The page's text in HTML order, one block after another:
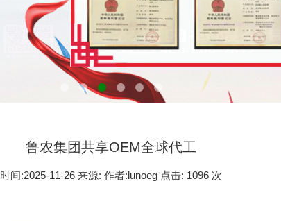
鲁农集团共享OEM全球代工
时间:2025-11-26 来源: 作者:lunoeg 点击: 1096 次